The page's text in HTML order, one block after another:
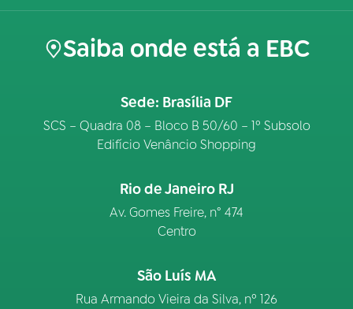
Saiba onde está a EBC
Sede: Brasília DF
SCS – Quadra 08 – Bloco B 50/60 – 1º Subsolo
Edifício Venâncio Shopping
Rio de Janeiro RJ
Av. Gomes Freire, n° 474
Centro
São Luís MA
Rua Armando Vieira da Silva, nº 126